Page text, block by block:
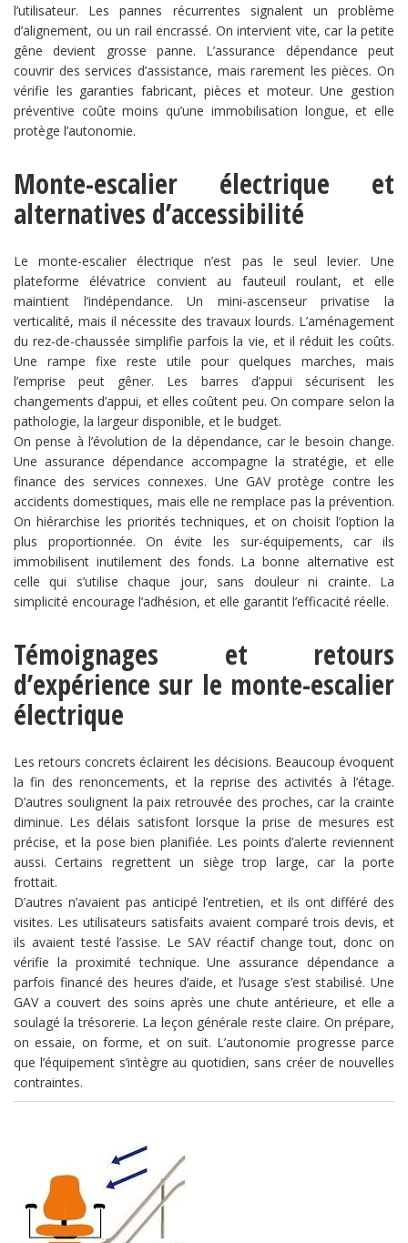
l’utilisateur. Les pannes récurrentes signalent un problème
d’alignement, ou un rail encrassé. On intervient vite, car la petite
gêne devient grosse panne. L’assurance dépendance peut
couvrir des services d’assistance, mais rarement les pièces. On
vérifie les garanties fabricant, pièces et moteur. Une gestion
préventive coûte moins qu’une immobilisation longue, et elle
protège l’autonomie.
Monte-escalier électrique et
alternatives d’accessibilité
Le monte-escalier électrique n’est pas le seul levier. Une
plateforme élévatrice convient au fauteuil roulant, et elle
maintient l’indépendance. Un mini-ascenseur privatise la
verticalité, mais il nécessite des travaux lourds. L’aménagement
du rez-de-chaussée simplifie parfois la vie, et il réduit les coûts.
Une rampe fixe reste utile pour quelques marches, mais
l’emprise peut gêner. Les barres d’appui sécurisent les
changements d’appui, et elles coûtent peu. On compare selon la
pathologie, la largeur disponible, et le budget.
On pense à l’évolution de la dépendance, car le besoin change.
Une assurance dépendance accompagne la stratégie, et elle
finance des services connexes. Une GAV protège contre les
accidents domestiques, mais elle ne remplace pas la prévention.
On hiérarchise les priorités techniques, et on choisit l’option la
plus proportionnée. On évite les sur-équipements, car ils
immobilisent inutilement des fonds. La bonne alternative est
celle qui s’utilise chaque jour, sans douleur ni crainte. La
simplicité encourage l’adhésion, et elle garantit l’efficacité réelle.
Témoignages et retours
d’expérience sur le monte-escalier
électrique
Les retours concrets éclairent les décisions. Beaucoup évoquent
la fin des renoncements, et la reprise des activités à l’étage.
D’autres soulignent la paix retrouvée des proches, car la crainte
diminue. Les délais satisfont lorsque la prise de mesures est
précise, et la pose bien planifiée. Les points d’alerte reviennent
aussi. Certains regrettent un siège trop large, car la porte
frottait.
D’autres n’avaient pas anticipé l’entretien, et ils ont différé des
visites. Les utilisateurs satisfaits avaient comparé trois devis, et
ils avaient testé l’assise. Le SAV réactif change tout, donc on
vérifie la proximité technique. Une assurance dépendance a
parfois financé des heures d’aide, et l’usage s’est stabilisé. Une
GAV a couvert des soins après une chute antérieure, et elle a
soulagé la trésorerie. La leçon générale reste claire. On prépare,
on essaie, on forme, et on suit. L’autonomie progresse parce
que l’équipement s’intègre au quotidien, sans créer de nouvelles
contraintes.